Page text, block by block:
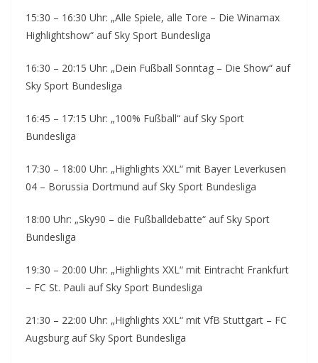
15:30 – 16:30 Uhr: „Alle Spiele, alle Tore – Die Winamax
Highlightshow“ auf Sky Sport Bundesliga
16:30 – 20:15 Uhr: „Dein Fußball Sonntag – Die Show“ auf
Sky Sport Bundesliga
16:45 – 17:15 Uhr: „100% Fußball“ auf Sky Sport
Bundesliga
17:30 – 18:00 Uhr: „Highlights XXL“ mit Bayer Leverkusen
04 – Borussia Dortmund auf Sky Sport Bundesliga
18:00 Uhr: „Sky90 – die Fußballdebatte“ auf Sky Sport
Bundesliga
19:30 – 20:00 Uhr: „Highlights XXL“ mit Eintracht Frankfurt
– FC St. Pauli auf Sky Sport Bundesliga
21:30 – 22:00 Uhr: „Highlights XXL“ mit VfB Stuttgart – FC
Augsburg auf Sky Sport Bundesliga